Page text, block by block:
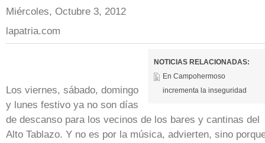
Miércoles, Octubre 3, 2012
lapatria.com
NOTICIAS RELACIONADAS:
En Campohermoso
incrementa la inseguridad
Los viernes, sábado, domingo
y lunes festivo ya no son días
de descanso para los vecinos de los bares y cantinas del
Alto Tablazo. Y no es por la música, advierten, sino